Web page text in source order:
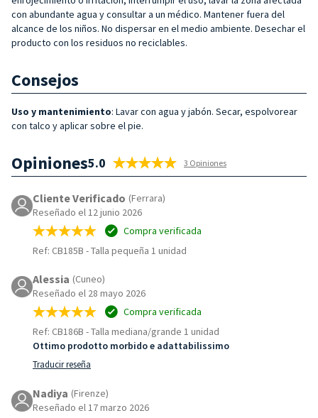
con abundante agua y consultar a un médico. Mantener fuera del
alcance de los niños. No dispersar en el medio ambiente. Desechar el
producto con los residuos no reciclables.
Consejos
Uso y mantenimiento: Lavar con agua y jabón. Secar, espolvorear
con talco y aplicar sobre el pie.
Opiniones5.0 3 Opiniones
Cliente Verificado (Ferrara)
Reseñado el 12 junio 2026
Compra verificada
Ref: CB185B -Talla pequeña 1 unidad
Alessia (Cuneo)
Reseñado el 28 mayo 2026
Compra verificada
Ref: CB186B -Talla mediana/grande 1 unidad
Ottimo prodotto morbido e adattabilissimo
Traducir reseña
Nadiya (Firenze)
Reseñado el 17 marzo 2026